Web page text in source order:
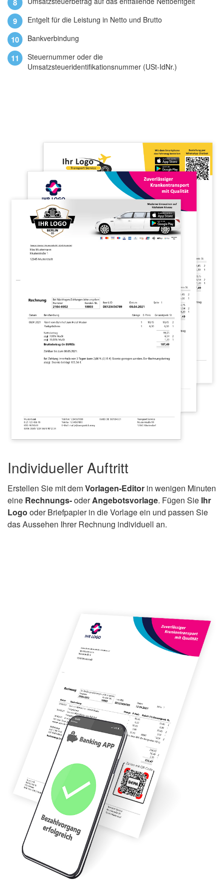
Entgelt für die Leistung in Netto und Brutto
Bankverbindung
Steuernummer oder die
Umsatzsteueridentifikationsnummer (USt-IdNr.)
Individueller Auftritt
Erstellen Sie mit demVorlagen-Editor in wenigen Minuten
eine Rechnungs-oderAngebotsvorlage. Fügen Sie Ihr
Logo oder Briefpapier in die Vorlage ein und passen Sie
das Aussehen Ihrer Rechnung individuell an.